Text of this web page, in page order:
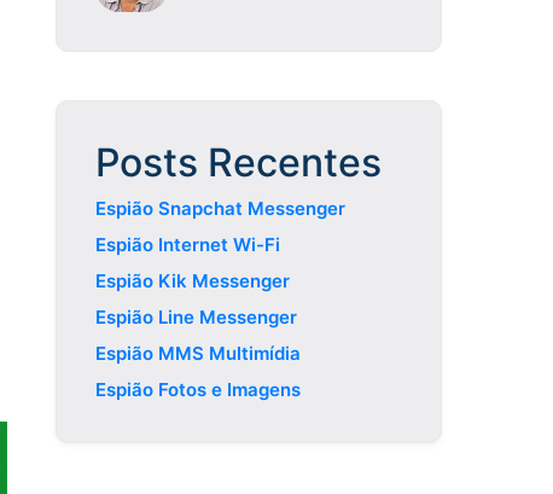
Posts Recentes
Espião Snapchat Messenger
Espião Internet Wi-Fi
Espião Kik Messenger
Espião Line Messenger
Espião MMS Multimídia
Espião Fotos e Imagens